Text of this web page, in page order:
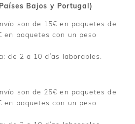
Bajos y Portugal)
son de 15€ en paquetes de
paquetes con un peso
de 2 a 10 días laborables.
son de 25€ en paquetes de
paquetes con un peso